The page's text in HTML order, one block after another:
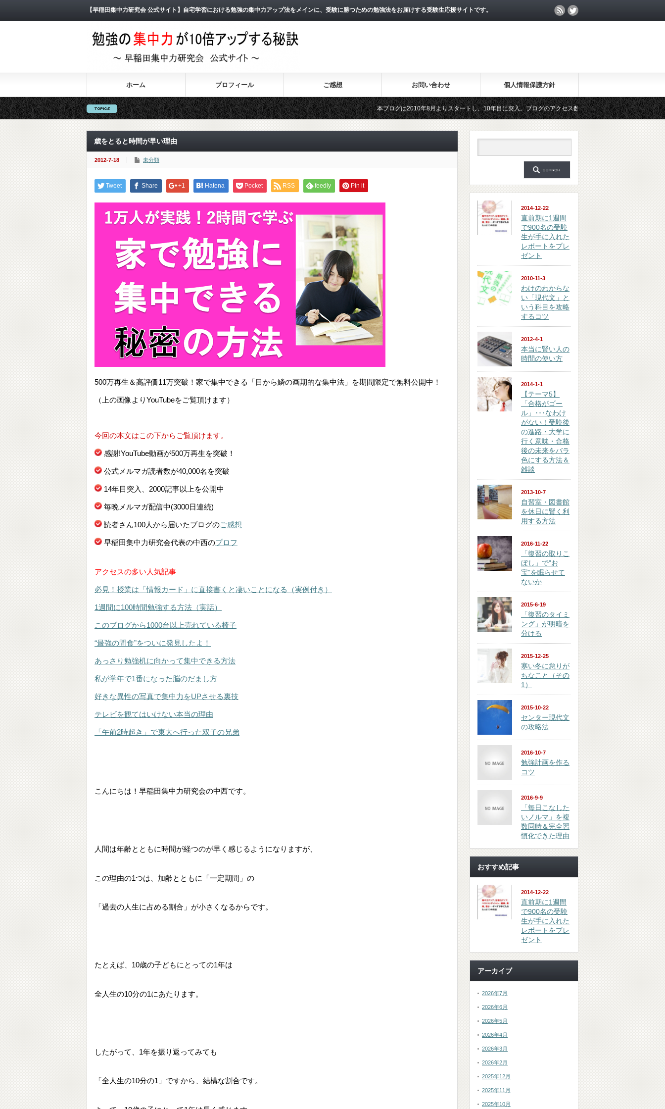
【早稲田集中力研究会 公式サイト】自宅学習における勉強の集中力アップ法をメインに、受験に勝つための勉強法をお届けする受験生応援サイトです。
ホーム プロフィール ご感想 お問い合わせ 個人情報保護方針
本ブログは2010年8月よりスタートし、10年目に突入。ブログのアクセス数が月間25万PV、公開記事数が2000記事を突
2011年3月よりスタートした無料メールマガジン「勉強の集中力が10倍アップする秘訣」は、2018年6月に総読者数が4
歳をとると時間が早い理由
2012-7-18 未分類
Tweet Share +1 Hatena Pocket RSS feedly Pin it
500万再生＆高評価11万突破！家で集中できる「目から鱗の画期的な集中法」を期間限定で無料公開中！
（上の画像よりYouTubeをご覧頂けます）
今回の本文はこの下からご覧頂けます。
感謝!YouTube動画が500万再生を突破！
公式メルマガ読者数が40,000名を突破
14年目突入、2000記事以上を公開中
毎晩メルマガ配信中(3000日連続)
読者さん100人から届いたブログのご感想
早稲田集中力研究会代表の中西のプロフ
アクセスの多い人気記事
必見！授業は「情報カード」に直接書くと凄いことになる（実例付き）
1週間に100時間勉強する方法（実話）
このブログから1000台以上売れている椅子
“最強の間食”をついに発見したよ！
あっさり勉強机に向かって集中できる方法
私が学年で1番になった脳のだまし方
好きな異性の写真で集中力をUPさせる裏技
テレビを観てはいけない本当の理由
「午前2時起き」で東大へ行った双子の兄弟
こんにちは！早稲田集中力研究会の中西です。
人間は年齢とともに時間が経つのが早く感じるようになりますが、
この理由の1つは、加齢とともに「一定期間」の
「過去の人生に占める割合」が小さくなるからです。
たとえば、10歳の子どもにとっての1年は
全人生の10分の1にあたります。
したがって、1年を振り返ってみても
「全人生の10分の1」ですから、結構な割合です。
2014-12-22
直前期に1週間
で900名の受験
生が手に入れた
レポートをプレ
ゼント
2010-11-3
わけのわからな
い「現代文」と
いう科目を攻略
するコツ
2012-4-1
本当に賢い人の
時間の使い方
2014-1-1
【テーマ5】
「合格がゴー
ル」･･･なわけ
がない！受験後
の進路・大学に
行く意味・合格
後の未来をバラ
色にする方法＆
雑談
2013-10-7
自習室・図書館
を休日に賢く利
用する方法
2016-11-22
「復習の取りこ
ぼし」で”お
宝”を眠らせて
ないか
2015-6-19
「復習のタイミ
ング」が明暗を
分ける
2015-12-25
寒い冬に怠りが
ちなこと（その
1）
2015-10-22
センター現代文
の攻略法
2016-10-7
勉強計画を作る
コツ
2016-9-9
「毎日こなした
いノルマ」を複
数同時＆完全習
慣化できた理由
おすすめ記事
2014-12-22
直前期に1週間
で900名の受験
生が手に入れた
レポートをプレ
ゼント
アーカイブ
2026年7月
2026年6月
2026年5月
2026年4月
2026年3月
2026年2月
2025年12月
2025年11月
2025年10月